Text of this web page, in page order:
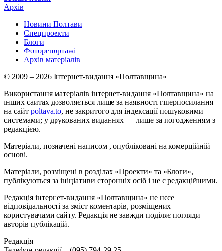
Архів
Новини Полтави
Спецпроекти
Блоги
Фоторепортажі
Архів матеріалів
© 2009 – 2026 Інтернет-видання «Полтавщина»
Використання матеріалів інтернет-видання «Полтавщина» на
інших сайтах дозволяється лише за наявності гіперпосилання
на сайт poltava.to, не закритого для індексації пошуковими
системами; у друкованих виданнях — лише за погодженням з
редакцією.
Матеріали, позначені написом , опубліковані на комерційній
основі.
Матеріали, розміщені в розділах «Проекти» та «Блоги»,
публікуються за ініціативи сторонніх осіб і не є редакційними.
Редакція інтернет-видання «Полтавщина» не несе
відповідальності за зміст коментарів, розміщених
користувачами сайту. Редакція не завжди поділяє погляди
авторів публікацій.
Редакція –